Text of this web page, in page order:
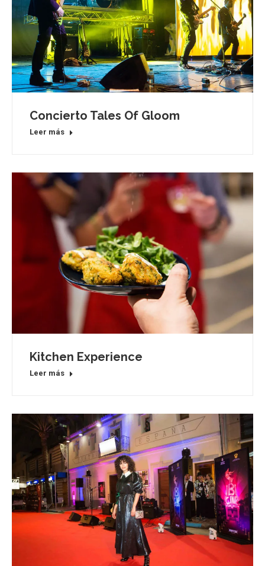
Concierto Tales Of Gloom
Leer más
Kitchen Experience
Leer más